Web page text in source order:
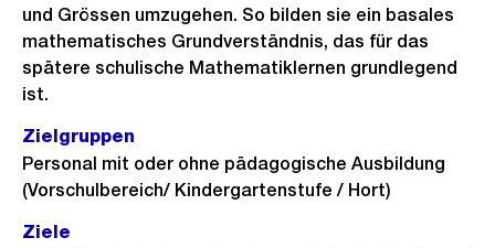
und Grössen umzugehen. So bilden sie ein basales
mathematisches Grundverständnis, das für das
spätere schulische Mathematiklernen grundlegend
ist.
Zielgruppen
Personal mit oder ohne pädagogische Ausbildung
(Vorschulbereich/ Kindergartenstufe / Hort)
Ziele